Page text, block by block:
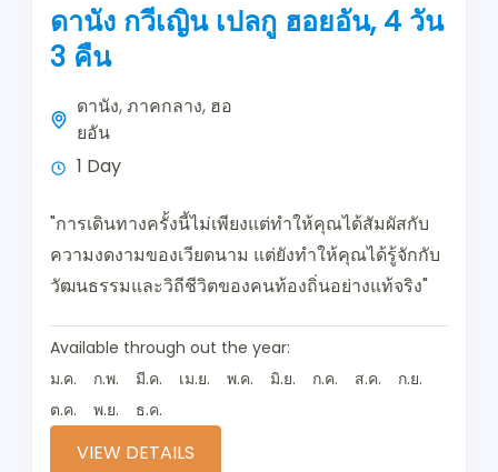
ดานัง กวีเญิน เปลกู ฮอยอัน, 4 วัน
3 คืน
ดานัง,ภาคกลาง, ฮอ
ยอัน
1 Day
"การเดินทางครั้งนี้ไม่เพียงแต่ทำให้คุณได้สัมผัสกับ
ความงดงามของเวียดนาม แต่ยังทำให้คุณได้รู้จักกับ
วัฒนธรรมและวิถีชีวิตของคนท้องถิ่นอย่างแท้จริง"
Available through out the year:
ม.ค.
ก.พ. มี.ค. เม.ย. พ.ค. มิ.ย. ก.ค. ส.ค.
ก.ย.
ต.ค.
พ.ย. ธ.ค.
VIEW DETAILS